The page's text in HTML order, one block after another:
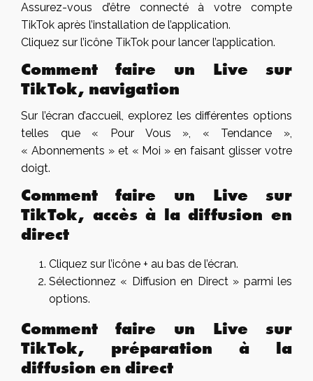
Assurez-vous d’être connecté à votre compte
TikTok après l’installation de l’application.
Cliquez sur l’icône TikTok pour lancer l’application.
Comment faire un Live sur
TikTok, navigation
Sur l’écran d’accueil, explorez les différentes options
telles que « Pour Vous », « Tendance »,
« Abonnements » et « Moi » en faisant glisser votre
doigt.
Comment faire un Live sur
TikTok, accès à la diffusion en
direct
Cliquez sur l’icône + au bas de l’écran.
Sélectionnez « Diffusion en Direct » parmi les
options.
Comment faire un Live sur
TikTok, préparation à la
diffusion en direct